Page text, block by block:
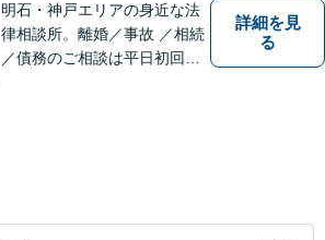
明石・神戸エリアの身近な法
律相談所。離婚／事故 ／相続
／債務のご相談は平日初回３
詳細を見
る